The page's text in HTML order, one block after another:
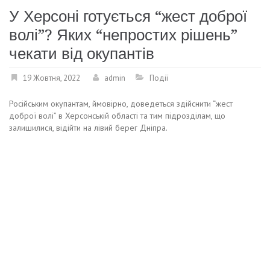
У Херсоні готується “жест доброї
волі”? Яких “непростих рішень”
чекати від окупантів
19 Жовтня, 2022 admin Події
Російським окупантам, ймовірно, доведеться здійснити “жест
доброї волі” в Херсонській області та тим підрозділам, що
залишилися, відійти на лівий берег Дніпра.